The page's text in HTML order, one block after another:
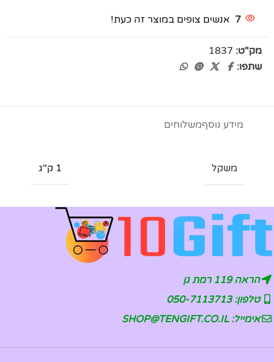
7 אנשים צופים במוצר זה כעת!
מק"ט: 1837
שתפו:
מידע נוסףמשלוחים
משקל 1 ק"ג
הראה 119 רמת גן
טלפון: 050-7113713
אימייל: SHOP@TENGIFT.CO.IL